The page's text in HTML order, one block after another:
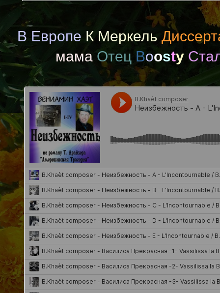
В Европе К Меркель
мама Отец Boosty